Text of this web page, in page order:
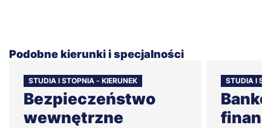
Podobne kierunki i specjalności
STUDIA I STOPNIA - KIERUNEK
Bezpieczeństwo
wewnętrzne
STUDIA I